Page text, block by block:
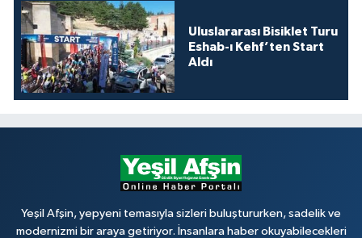
Uluslararası Bisiklet Turu
Eshab-ı Kehf’ten Start
Aldı
Yeşil Afşin, yepyeni temasıyla sizleri buluştururken, sadelik ve
modernizmi bir araya getiriyor. İnsanlara haber okuyabilecekleri